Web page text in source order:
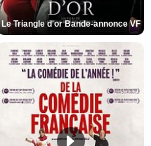
Le Triangle d'or Bande-annonce VF